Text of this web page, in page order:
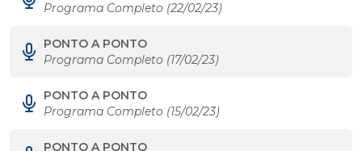
Programa Completo (22/02/23)
PONTO A PONTO
Programa Completo (17/02/23)
PONTO A PONTO
Programa Completo (15/02/23)
PONTO A PONTO